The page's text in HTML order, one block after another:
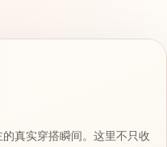
真实穿搭瞬间。这里不只收